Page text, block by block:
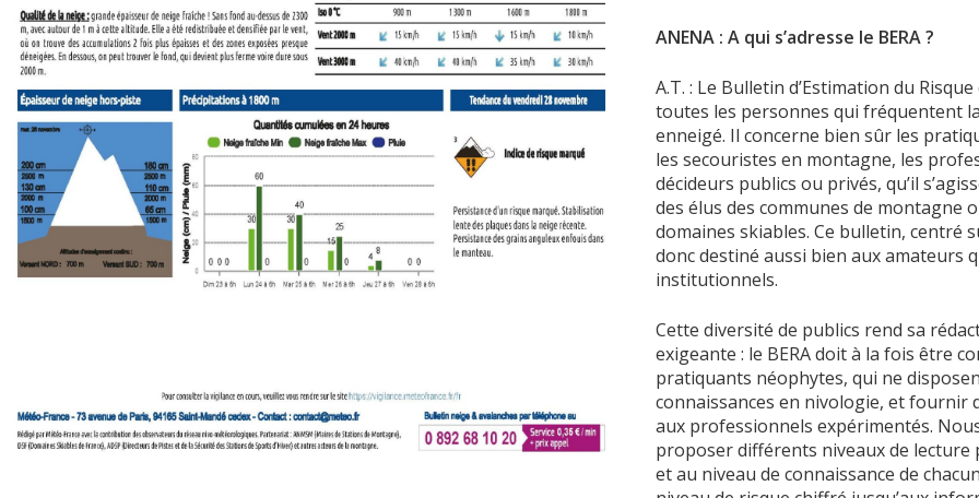
ANENA : A qui s’adresse le BERA ?
A.T. : Le Bulletin d’Estimation du Risque
toutes les personnes qui fréquentent
enneigé. Il concerne bien sûr les
les secouristes en montagne, les
décideurs publics ou privés, qu’il
des élus des communes de montagne
domaines skiables. Ce bulletin, centré
donc destiné aussi bien aux amateurs
institutionnels.
Cette diversité de publics rend sa
exigeante : le BERA doit à la fois être
pratiquants néophytes, qui ne
connaissances en nivologie, et fournir
aux professionnels expérimentés.
proposer différents niveaux de
et au niveau de connaissance de